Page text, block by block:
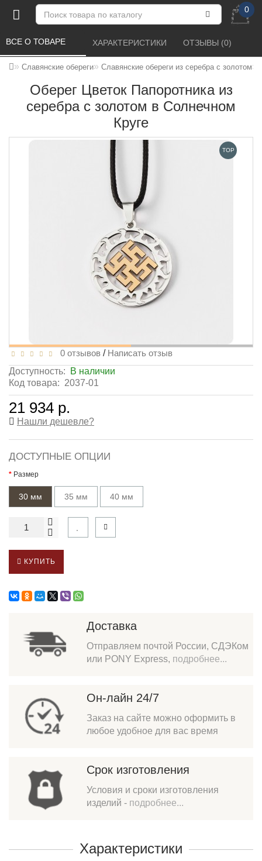
0
Славянские обереги Славянские обереги из серебра с золотом
Оберег Цветок Папоротника из
серебра с золотом в Солнечном
Круге
ВСЕ О ТОВАРЕ ХАРАКТЕРИСТИКИ ОТЗЫВЫ (0)
TOP
0 отзывов / Написать отзыв
Доступность:
В наличии
Код товара: 2037-01
21 934 р.
Нашли дешевле?
ДОСТУПНЫЕ ОПЦИИ
Размер
30 мм 35 мм 40 мм
КУПИТЬ
Доставка
Отправляем почтой России, СДЭКом
или PONY Express, подробнее...
Он-лайн 24/7
Заказ на сайте можно оформить в
любое удобное для вас время
Срок изготовления
Условия и сроки изготовления
изделий - подробнее...
Характеристики